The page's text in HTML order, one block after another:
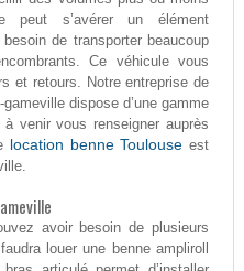
peut s’avérer un élément
de transporter beaucoup
Ce véhicule vous
et retours. Notre entreprise de
dispose d’une gamme
venir vous renseigner auprès
location benne Toulouse est
avoir besoin de plusieurs
louer une benne ampliroll